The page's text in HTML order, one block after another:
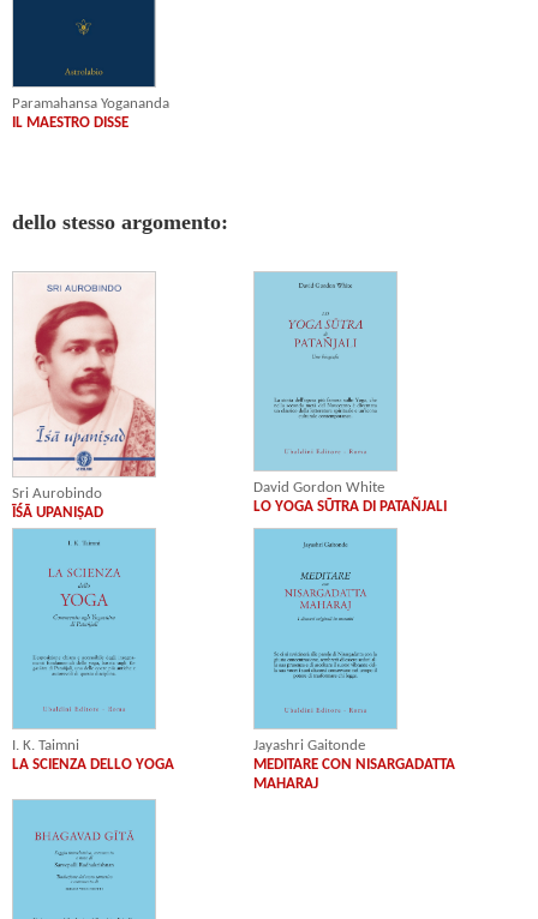
Paramahansa Yogananda
IL MAESTRO DISSE
dello stesso argomento:
Sri Aurobindo
ĪŚĀ UPANIṢAD
David Gordon White
LO YOGA SŪTRA DI PATAÑJALI
I. K. Taimni
LA SCIENZA DELLO YOGA
Jayashri Gaitonde
MEDITARE CON NISARGADATTA
MAHARAJ